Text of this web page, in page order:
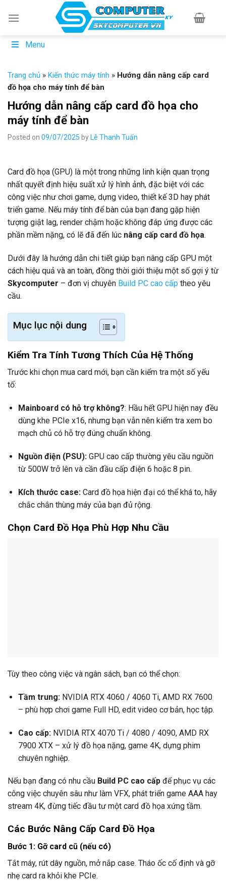
Menu
Trang chủ » Kiến thức máy tính » Hướng dẫn nâng cấp card
đồ họa cho máy tính để bàn
Hướng dẫn nâng cấp card đồ họa cho
máy tính để bàn
Posted on 09/07/2025 by Lê Thanh Tuấn
Card đồ họa (GPU) là một trong những linh kiện quan trọng
nhất quyết định hiệu suất xử lý hình ảnh, đặc biệt với các
công việc như chơi game, dựng video, thiết kế 3D hay phát
triển game. Nếu máy tính để bàn của bạn đang gặp hiện
tượng giật lag, render chậm hoặc không đáp ứng được các
phần mềm nặng, có lẽ đã đến lúc nâng cấp card đồ họa.
Dưới đây là hướng dẫn chi tiết giúp bạn nâng cấp GPU một
cách hiệu quả và an toàn, đồng thời giới thiệu một số gợi ý từ
Skycomputer – đơn vị chuyên Build PC cao cấp theo yêu
cầu.
Mục lục nội dung
Kiểm Tra Tính Tương Thích Của Hệ Thống
Trước khi chọn mua card mới, bạn cần kiểm tra một số yếu
tố:
Mainboard có hỗ trợ không?: Hầu hết GPU hiện nay đều
dùng khe PCIe x16, nhưng bạn vẫn nên kiểm tra xem bo
mạch chủ có hỗ trợ đúng chuẩn không.
Nguồn điện (PSU):GPU cao cấp thường yêu cầu nguồn
từ 500W trở lên và cần đầu cấp điện 6 hoặc 8 pin.
Kích thước case:Card đồ họa hiện đại có thể khá to, hãy
chắc chắn thùng máy của bạn đủ rộng.
Chọn Card Đồ Họa Phù Hợp Nhu Cầu
Tùy theo công việc và ngân sách, bạn có thể chọn:
Tầm trung:NVIDIA RTX 4060 / 4060 Ti, AMD RX 7600
– phù hợp chơi game Full HD, edit video cơ bản, học tập.
Cao cấp:NVIDIA RTX 4070 Ti / 4080 / 4090, AMD RX
7900 XTX – xử lý đồ họa nặng, game 4K, dựng phim
chuyên nghiệp.
Nếu bạn đang có nhu cầu Build PC cao cấp để phục vụ các
công việc chuyên sâu như làm VFX, phát triển game AAA hay
stream 4K, đừng tiếc đầu tư một card đồ họa xứng tầm.
Các Bước Nâng Cấp Card Đồ Họa
Bước 1: Gỡ card cũ (nếu có)
Tắt máy, rút dây nguồn, mở nắp case. Tháo ốc cố định và gỡ
nhẹ card ra khỏi khe PCIe.